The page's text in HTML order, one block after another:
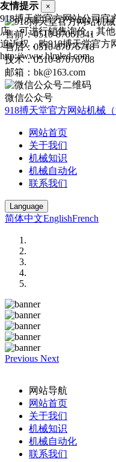
售前：0510-87061341
售后：0510-87076718
技术：0510-87076708
邮箱：bk@163.com
微信公众号
918搏天堂官方网站机械
网站首页
关于我们
机械知识
机械自动化
联系我们
Language
简体中文EnglishFrench
Previous Next
网站导航
网站首页
关于我们
机械知识
机械自动化
联系我们
友情提示 ×
918搏天堂官方网站公司官
店，可进行销售询价，其
追诉权，购918搏天堂官方
http://www.hlmled.com